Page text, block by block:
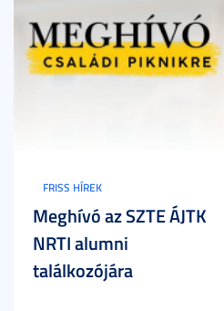
FRISS HÍREK
Meghívó az SZTE ÁJTK
NRTI alumni
találkozójára